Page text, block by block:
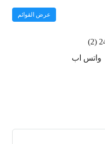
عرض القوائم
واتس اب